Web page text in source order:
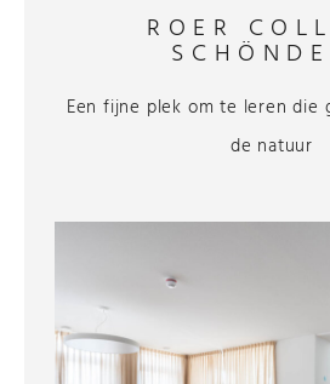
ROER
Een fijne plek om te leren die
de natuur